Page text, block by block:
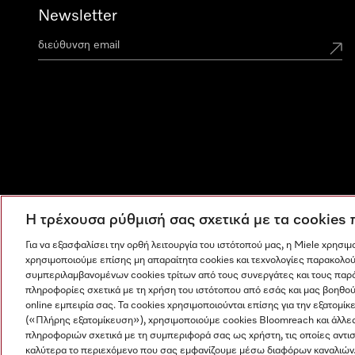
Newsletter
Η εταιρεία μας Όροι και Προϋποθέσεις Προστασία
Η τρέχουσα ρύθμισή σας σχετικά με τα
Για να εξασφαλίσει την ορθή λειτουργία του ιστότοπού μας, η Miele
χρησιμοποιούμε επίσης μη απαραίτητα cookies και τεχνολογίες
συμπεριλαμβανομένων cookies τρίτων από τους συνεργάτες και τους
πληροφορίες σχετικά με τη χρήση του ιστότοπου από εσάς και μας
online εμπειρία σας. Τα cookies χρησιμοποιούνται επίσης για την
(«Πλήρης εξατομίκευση»), χρησιμοποιούμε cookies Bloomreach και
πληροφοριών σχετικά με τη συμπεριφορά σας ως χρήστη, τις οποίες
καλύτερα το περιεχόμενο που σας εμφανίζουμε μέσω διαφόρων